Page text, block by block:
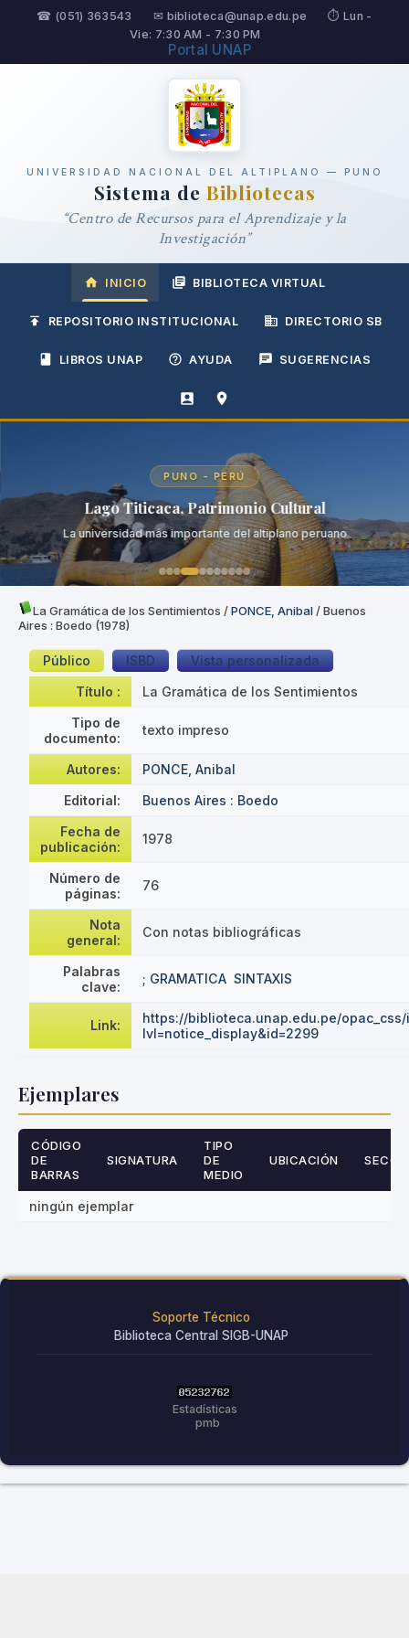
☎ (051) 363543 ✉ biblioteca@unap.edu.pe
⏱ Lun -
Vie: 7:30 AM - 7:30 PM
Portal UNAP
UNIVERSIDAD NACIONAL DEL ALTIPLANO — PUNO
Sistema de Bibliotecas
“Centro de Recursos para el Aprendizaje y la
Investigación”
INICIO BIBLIOTECA VIRTUAL
REPOSITORIO INSTITUCIONAL DIRECTORIO SB
LIBROS UNAP AYUDA SUGERENCIAS
PUNO - PERÚ
Lago Titicaca, Patrimonio Cultural
La universidad más importante del altiplano peruano
La Gramática de los Sentimientos /PONCE, Anibal / Buenos
Aires : Boedo (1978)
Público ISBD
Vista personalizada
Título :
La Gramática de los Sentimientos
Tipo de
documento:
texto impreso
Autores:
PONCE, Anibal
Editorial:
Buenos Aires : Boedo
Fecha de
publicación:
1978
Número de
páginas:
76
Nota
general:
Con notas bibliográficas
Palabras
clave:
; GRAMATICA SINTAXIS
Link:
https://biblioteca.unap.edu.pe/opac_css/
lvl=notice_display&id=2299
Ejemplares
CÓDIGO
DE
BARRAS
SIGNATURA
TIPO
DE
MEDIO
UBICACIÓN
ningún ejemplar
Soporte Técnico
Biblioteca Central SIGB-UNAP
Estadísticas
pmb